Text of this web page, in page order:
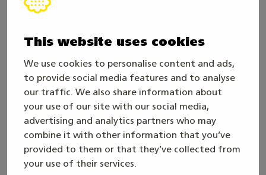
This website uses cookies
We use cookies to personalise content and ads,
to provide social media features and to analyse
our traffic. We also share information about
your use of our site with our social media,
advertising and analytics partners who may
combine it with other information that you’ve
provided to them or that they’ve collected from
your use of their services.
Välkommen att bekanta dig med